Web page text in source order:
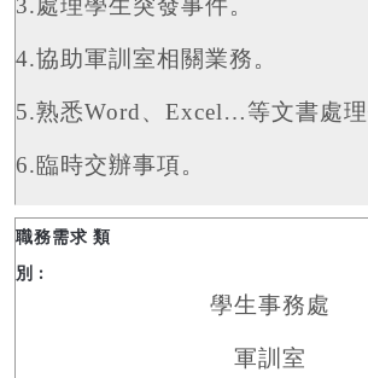
3.處理學生突發事件。
4.協助軍訓室相關業務。
5.熟悉Word、Excel…等文書處
6.臨時交辦事項。
學生事務處
軍訓室